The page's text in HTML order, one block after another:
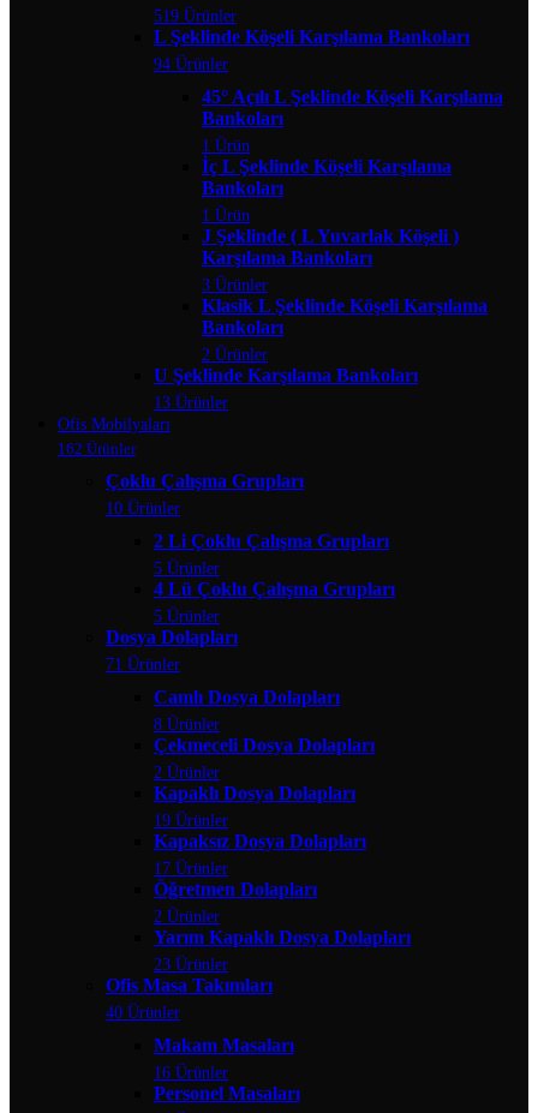
519 Ürünler
L Şeklinde Köşeli Karşılama Bankoları
94 Ürünler
45° Açılı L Şeklinde Köşeli Karşılama
Bankoları
1 Ürün
İç L Şeklinde Köşeli Karşılama
Bankoları
1 Ürün
J Şeklinde ( L Yuvarlak Köşeli )
Karşılama Bankoları
3 Ürünler
Klasik L Şeklinde Köşeli Karşılama
Bankoları
2 Ürünler
U Şeklinde Karşılama Bankoları
13 Ürünler
Ofis Mobilyaları
162 Ürünler
Çoklu Çalışma Grupları
10 Ürünler
2 Li Çoklu Çalışma Grupları
5 Ürünler
4 Lü Çoklu Çalışma Grupları
5 Ürünler
Dosya Dolapları
71 Ürünler
Camlı Dosya Dolapları
8 Ürünler
Çekmeceli Dosya Dolapları
2 Ürünler
Kapaklı Dosya Dolapları
19 Ürünler
Kapaksız Dosya Dolapları
17 Ürünler
Öğretmen Dolapları
2 Ürünler
Yarım Kapaklı Dosya Dolapları
23 Ürünler
Ofis Masa Takımları
40 Ürünler
Makam Masaları
16 Ürünler
Personel Masaları